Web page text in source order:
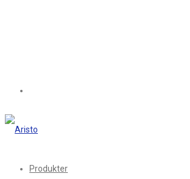
Produkter